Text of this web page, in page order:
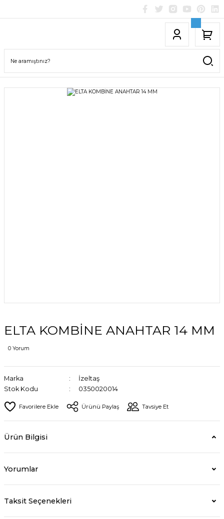
ELTA KOMBİNE ANAHTAR 14 MM
0 Yorum
Marka
İzeltaş
Stok Kodu
0350020014
Ürünü Paylaş Tavsiye Et
Ürün Bilgisi
Yorumlar
Taksit Seçenekleri